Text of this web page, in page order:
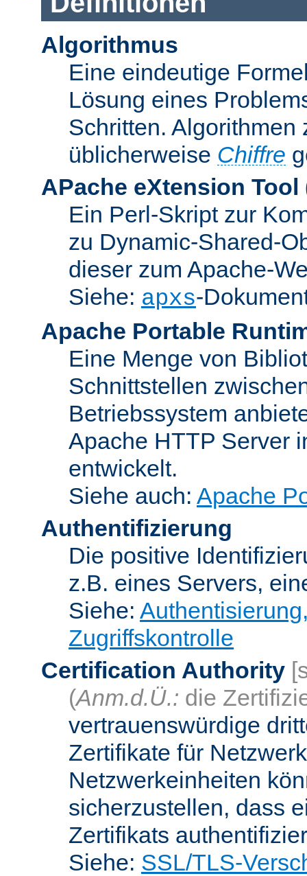
Algorithmus
Eine eindeutige
Lösung eines
Schritten.
üblicherweise Chiffre
APache eXtension Tool
Ein Perl-Skript zur
zu Dynamic-Shared-
dieser zum Apache-
Siehe: apxs-
Apache Portable
Eine Menge von
Schnittstellen
Betriebssystem
Apache HTTP Server
entwickelt.
Siehe auch: Apache
Authentifizierung
Die positive
z.B. eines Servers,
Siehe:
Zugriffskontrolle
Certification Authority
(Anm.d.Ü.: die
vertrauenswürdige
Zertifikate für
Netzwerkeinheiten
sicherzustellen, dass
Zertifikats
Siehe: SSL/TLS-